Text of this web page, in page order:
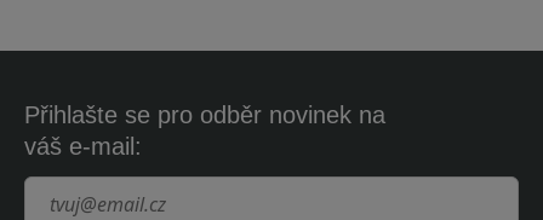
Přihlašte se pro odběr novinek na
váš e-mail: